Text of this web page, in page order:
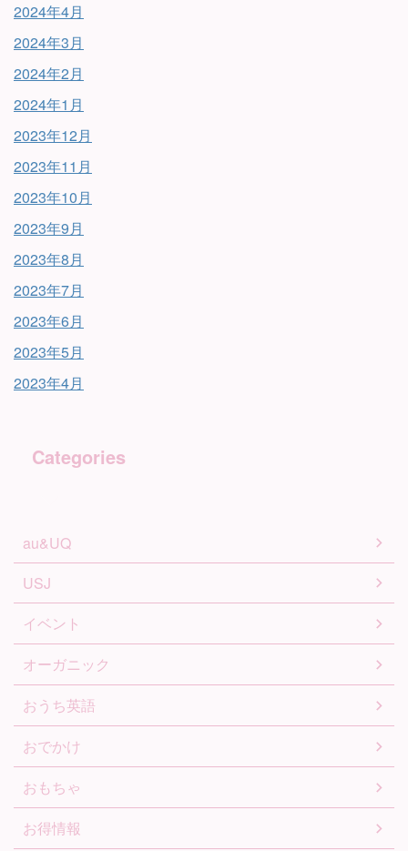
2024年4月
2024年3月
2024年2月
2024年1月
2023年12月
2023年11月
2023年10月
2023年9月
2023年8月
2023年7月
2023年6月
2023年5月
2023年4月
Categories
au&UQ
USJ
イベント
オーガニック
おうち英語
おでかけ
おもちゃ
お得情報